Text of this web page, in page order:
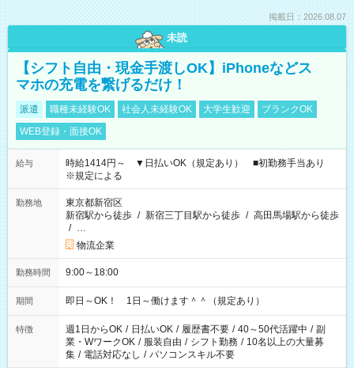
掲載日：2026.08.07
未読
【シフト自由・現金手渡しOK】iPhoneなどス
マホの充電を繋げるだけ！
派遣 職種未経験OK 社会人未経験OK 大学生歓迎
ブランクOK
WEB登録・面接OK
給与
時給1414円～ ▼日払いOK（規定あり） ■初勤務手当あり
※規定による
勤務地
東京都新宿区
新宿駅から徒歩 / 新宿三丁目駅から徒歩 / 高田馬場駅から徒歩
/ …
物流企業
勤務時間 9:00～18:00
期間 即日～OK！ 1日～働けます＾＾（規定あり）
特徴 週1日からOK / 日払いOK / 履歴書不要 / 40～50代活躍中 / 副
業・WワークOK / 服装自由 / シフト勤務 / 10名以上の大量募
集 / 電話対応なし / パソコンスキル不要